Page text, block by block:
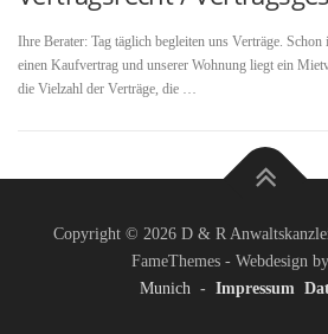
Ihre Berater: Tag täglich begleiten uns Verträge.
einen Kaufvertrag und unserer Wohnung liegt ein
die Vielzahl der Verträge, die …
Copyright © 2026 D & R
FameThemes - Webdesign by
Munich- Impressum